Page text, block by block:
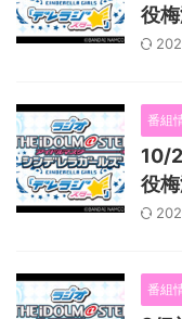
役
番組
10/
役
番組